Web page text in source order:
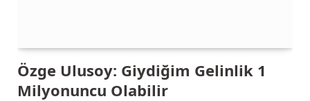
Özge Ulusoy: Giydiğim Gelinlik 1
Milyonuncu Olabilir